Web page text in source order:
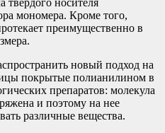
твердого носителя
мономера. Кроме того,
преимущественно в
новый подход на
покрытые полианилином в
препаратов: молекула
и поэтому на нее
различные вещества.